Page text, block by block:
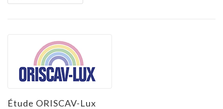
Étude ORISCAV-Lux